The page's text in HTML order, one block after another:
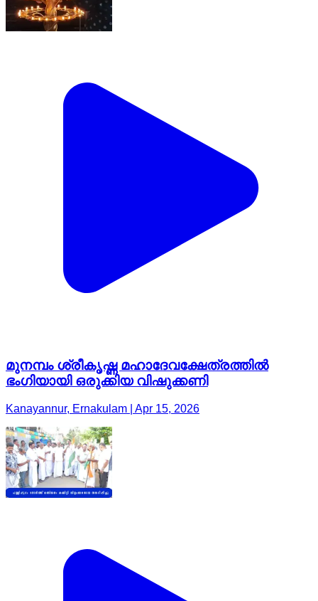
മുനമ്പം ശ്രീകൃഷ്ണ മഹാദേവക്ഷേത്രത്തിൽ
ഭംഗിയായി ഒരുക്കിയ വിഷുക്കണി
Kanayannur, Ernakulam | Apr 15, 2026